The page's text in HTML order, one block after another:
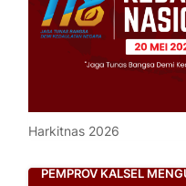
Harkitnas 2026
PEMPROV KALSEL